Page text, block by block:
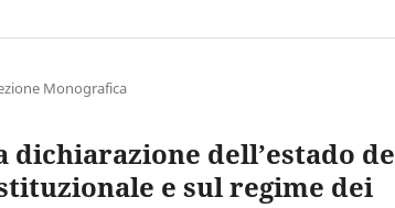
Monografica
dichiarazione dell’estado de
e sul regime dei